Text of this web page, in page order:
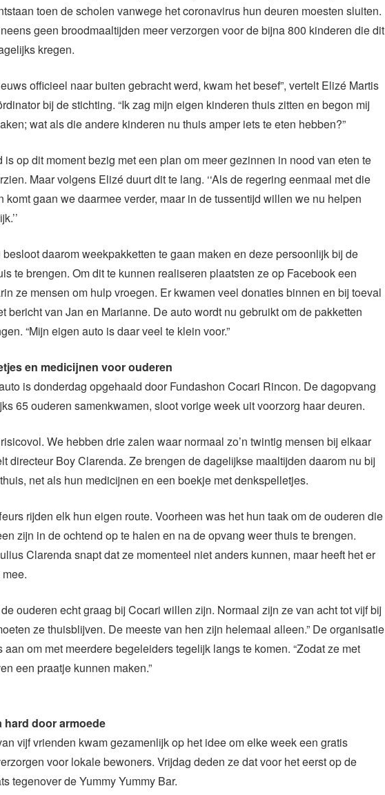
toen de scholen vanwege het coronavirus hun deuren moesten sluiten.
geen broodmaaltijden meer verzorgen voor de bijna 800 kinderen die dit
kregen.
officieel naar buiten gebracht werd, kwam het besef”, vertelt Elizé Martis
bij de stichting. “Ik zag mijn eigen kinderen thuis zitten en begon mij
wat als die andere kinderen nu thuis amper iets te eten hebben?”
is op dit moment bezig met een plan om meer gezinnen in nood van eten te
Maar volgens Elizé duurt dit te lang. ‘‘Als de regering eenmaal met die
komt gaan we daarmee verder, maar in de tussentijd willen we nu helpen
daarom weekpakketten te gaan maken en deze persoonlijk bij de
te brengen. Om dit te kunnen realiseren plaatsten ze op Facebook een
ze mensen om hulp vroegen. Er kwamen veel donaties binnen en bij toeval
bericht van Jan en Marianne. De auto wordt nu gebruikt om de pakketten
“Mijn eigen auto is daar veel te klein voor.”
en medicijnen voor ouderen
is donderdag opgehaald door Fundashon Cocari Rincon. De dagopvang
65 ouderen samenkwamen, sloot vorige week uit voorzorg haar deuren.
We hebben drie zalen waar normaal zo’n twintig mensen bij elkaar
directeur Boy Clarenda. Ze brengen de dagelijkse maaltijden daarom nu bij
net als hun medicijnen en een boekje met denkspelletjes.
rijden elk hun eigen route. Voorheen was het hun taak om de ouderen die
zijn in de ochtend op te halen en na de opvang weer thuis te brengen.
Clarenda snapt dat ze momenteel niet anders kunnen, maar heeft het er
de ouderen echt graag bij Cocari willen zijn. Normaal zijn ze van acht tot vijf bij
ze thuisblijven. De meeste van hen zijn helemaal alleen.” De organisatie
aan om met meerdere begeleiders tegelijk langs te komen. “Zodat ze met
een praatje kunnen maken.”
hard door armoede
vijf vrienden kwam gezamenlijk op het idee om elke week een gratis
voor lokale bewoners. Vrijdag deden ze dat voor het eerst op de
tegenover de Yummy Yummy Bar.